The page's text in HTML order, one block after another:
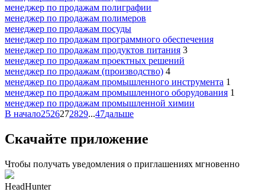
менеджер по продажам полиграфии
менеджер по продажам полимеров
менеджер по продажам посуды
менеджер по продажам программного обеспечения
менеджер по продажам продуктов питания 3
менеджер по продажам проектных решений
менеджер по продажам (производство) 4
менеджер по продажам промышленного инструмента 1
менеджер по продажам промышленного оборудования 1
менеджер по продажам промышленной химии
В начало2526272829...47дальше
Скачайте приложение
Чтобы получать уведомления о приглашениях мгновенно
HeadHunter